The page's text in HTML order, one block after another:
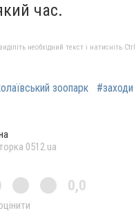
час.
необхідний текст і натисніть
зоопарк
#заходи
0512.ua
0,0